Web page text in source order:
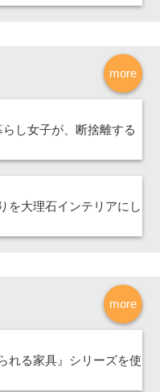
more
し女子が、断捨離する
を大理石インテリアにし
more
れる家具』シリーズを使